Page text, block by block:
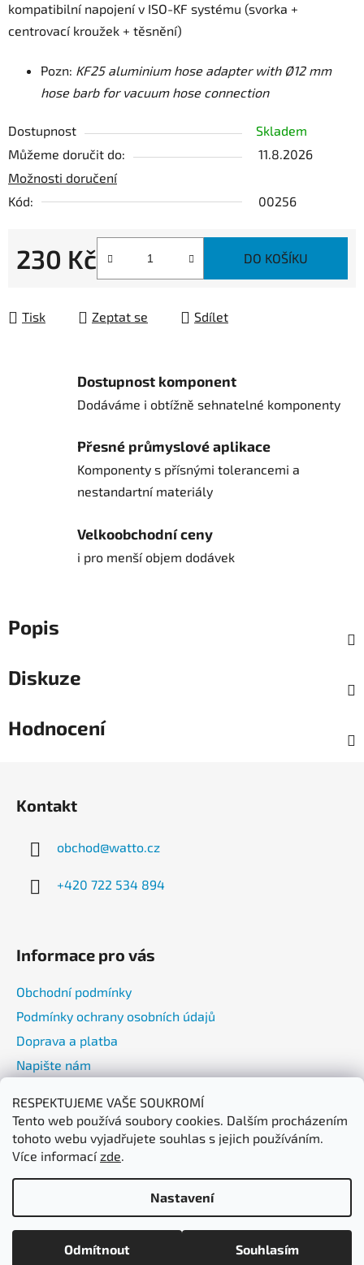
RESPEKTUJEME VAŠE SOUKROMÍ
Tento web používá soubory cookies. Dalším procházením
tohoto webu vyjadřujete souhlas s jejich používáním.
Více informacízde.
Nastavení
Odmítnout Souhlasím
Máme letní dovolenou od 5. 8.–7. 8.2026 | Vaše objednávky
začneme odesílat od 10. 8. ☀️ Děkujeme za pochopení a přejeme
kompatibilní napojení v ISO-KF systému (svorka +
centrovací kroužek + těsnění)
Pozn: KF25 aluminium hose adapter with Ø12 mm
hose barb for vacuum hose connection
Dostupnost
Skladem
Můžeme doručit do:
11.8.2026
Možnosti doručení
Kód:
00256
230 Kč DO KOŠÍKU
Tisk Zeptat se Sdílet
Dostupnost komponent
Dodáváme i obtížně sehnatelné komponenty
Přesné průmyslové aplikace
Komponenty s přísnými tolerancemi a
nestandartní materiály
Velkoobchodní ceny
i pro menší objem dodávek
Popis
Diskuze
Hodnocení
Kontakt
obchod@watto.cz
+420 722 534 894
Informace pro vás
Obchodní podmínky
Podmínky ochrany osobních údajů
Doprava a platba
Napište nám
Přijímáme online platby
Vytvořil Shoptet
Copyright 2026Watto CZ Pro Vakuum. Všechna práva